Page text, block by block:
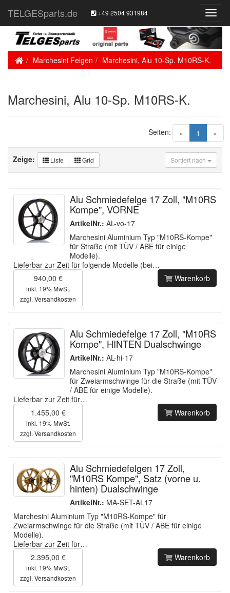
TELGESparts.de +49 2504 931984
HomeMarchesini Felgen Marchesini, Alu 10-Sp. M10RS-K.
Marchesini, Alu 10-Sp. M10RS-K.
« 1 (current)
»
Seiten:
Sortiert nach
Zeige: Liste Grid
Alu Schmiedefelge 17 Zoll, "M10RS
Kompe", VORNE
ArtikelNr.: AL-vo-17
Marchesini Aluminium Typ "M10RS-Kompe"
für Straße (mit TÜV / ABE für einige
Modelle).
Lieferbar zur Zeit für folgende Modelle (bei…
940,00 €
inkl. 19% MwSt.
zzgl. Versandkosten
Warenkorb
Alu Schmiedefelge 17 Zoll, "M10RS
Kompe", HINTEN Dualschwinge
ArtikelNr.: AL-hi-17
Marchesini Aluminium Typ "M10RS-Kompe"
für Zweiarmschwinge für die Straße (mit TÜV
/ ABE für einige Modelle).
Lieferbar zur Zeit für…
1.455,00 €
inkl. 19% MwSt.
zzgl. Versandkosten
Warenkorb
Alu Schmiedefelgen 17 Zoll,
"M10RS Kompe", Satz (vorne u.
hinten) Dualschwinge
ArtikelNr.: MA-SET-AL17
Marchesini Aluminium Typ "M10RS-Kompe" für
Zweiarmschwinge für die Straße (mit TÜV / ABE für einige
Modelle).
Lieferbar zur Zeit für…
2.395,00 €
inkl. 19% MwSt.
zzgl. Versandkosten
Warenkorb